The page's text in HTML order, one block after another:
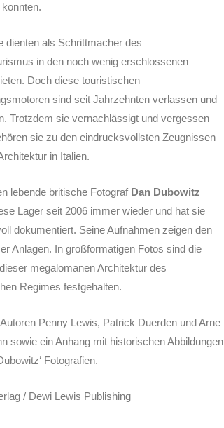
dienten als Schrittmacher des
in den noch wenig erschlossenen
Doch diese touristischen
sind seit Jahrzehnten verlassen und
Trotzdem sie vernachlässigt und vergessen
sie zu den eindrucksvollsten Zeugnissen
in Italien.
lebende britische Fotograf Dan Dubowitz
Lager seit 2006 immer wieder und hat sie
dokumentiert. Seine Aufnahmen zeigen den
Anlagen. In großformatigen Fotos sind die
megalomanen Architektur des
Regimes festgehalten.
Penny Lewis, Patrick Duerden und Arne
sowie ein Anhang mit historischen Abbildungen
Fotografien.
/ Dewi Lewis Publishing